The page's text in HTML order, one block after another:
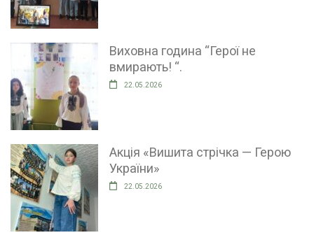
Виховна година “Герої не
вмирають! “.
22.05.2026
Акція «Вишита стрічка — Герою
України»
22.05.2026